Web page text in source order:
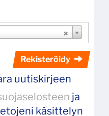
Rekisteröidy
uutiskirjeen
ja
käsittelyn